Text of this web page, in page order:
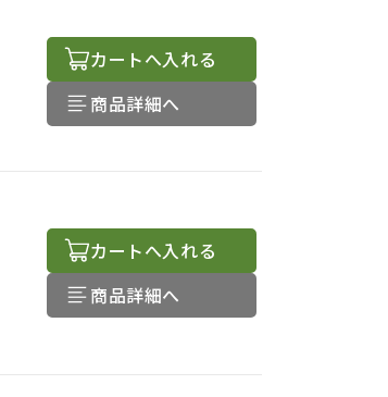
カートへ入れる
商品詳細へ
カートへ入れる
商品詳細へ